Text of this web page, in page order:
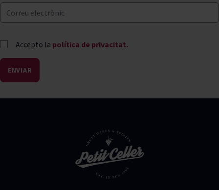
Accepto la política de privacitat.
ENVIAR